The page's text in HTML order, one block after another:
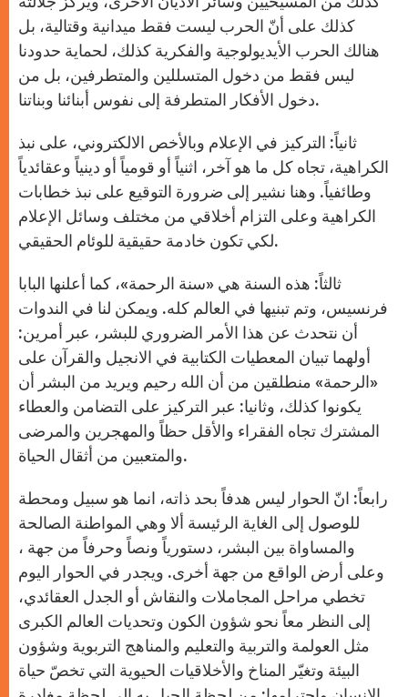
كذلك على أنّ الحرب ليست فقط ميدانية وقتالية، بل
هنالك الحرب الأيديولوجية والفكرية كذلك، لحماية حدودنا
ليس فقط من دخول المتسللين والمتطرفين، بل من
دخول الأفكار المتطرفة إلى نفوس أبنائنا وبناتنا.
ثانياً: التركيز في الإعلام وبالأخص الالكتروني، على نبذ
الكراهية، تجاه كل ما هو آخر، اثنياً أو قومياً أو دينياً وعقائدياً
وطائفياً. وهنا نشير إلى ضرورة التوقيع على نبذ خطابات
الكراهية وعلى التزام أخلاقي من مختلف وسائل الإعلام
لكي تكون خادمة حقيقية للوئام الحقيقي.
ثالثاً: هذه السنة هي «سنة الرحمة»، كما أعلنها البابا
فرنسيس، وتم تبنيها في العالم كله. ويمكن لنا في الندوات
أن نتحدث عن هذا الأمر الضروري للبشر، عبر أمرين:
أولهما تبيان المعطيات الكتابية في الانجيل والقرآن على
«الرحمة» منطلقين من أن الله رحيم ويريد من البشر أن
يكونوا كذلك، وثانيا: عبر التركيز على التضامن والعطاء
المشترك تجاه الفقراء والأقل حظاً والمهجرين والمرضى
والمتعبين من أثقال الحياة.
رابعاً: انّ الحوار ليس هدفاً بحد ذاته، انما هو سبيل ومحطة
للوصول إلى الغاية الرئيسة ألا وهي المواطنة الصالحة
والمساواة بين البشر، دستورياً ونصاً وحرفاً من جهة ،
وعلى أرض الواقع من جهة أخرى. ويجدر في الحوار اليوم
تخطي مراحل المجاملات والنقاش أو الجدل العقائدي،
إلى النظر معاً نحو شؤون الكون وتحديات العالم الكبرى
مثل العولمة والتربية والتعليم والمناهج التربوية وشؤون
البيئة وتغيّر المناخ والأخلاقيات الحيوية التي تخصّ حياة